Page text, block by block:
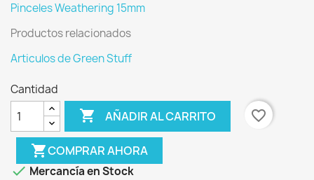
Pinceles Weathering 15mm
Productos relacionados
Articulos de Green Stuff
Cantidad
 AÑADIR AL CARRITO favorite_border
shopping_cartCOMPRAR AHORA
 Mercancía en Stock